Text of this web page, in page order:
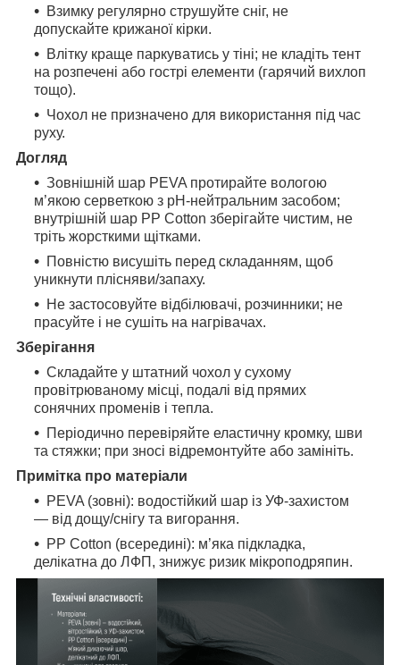
Взимку регулярно струшуйте сніг, не
допускайте крижаної кірки.
Влітку краще паркуватись у тіні; не кладіть тент
на розпечені або гострі елементи (гарячий вихлоп
тощо).
Чохол не призначено для використання під час
руху.
Догляд
Зовнішній шар PEVA протирайте вологою
м’якою серветкою з pH-нейтральним засобом;
внутрішній шар PP Cotton зберігайте чистим, не
тріть жорсткими щітками.
Повністю висушіть перед складанням, щоб
уникнути плісняви/запаху.
Не застосовуйте відбілювачі, розчинники; не
прасуйте і не сушіть на нагрівачах.
Зберігання
Складайте у штатний чохол у сухому
провітрюваному місці, подалі від прямих
сонячних променів і тепла.
Періодично перевіряйте еластичну кромку, шви
та стяжки; при зносі відремонтуйте або замініть.
Примітка про матеріали
PEVA (зовні): водостійкий шар із УФ-захистом
— від дощу/снігу та вигорання.
PP Cotton (всередині): м’яка підкладка,
делікатна до ЛФП, знижує ризик мікроподряпин.